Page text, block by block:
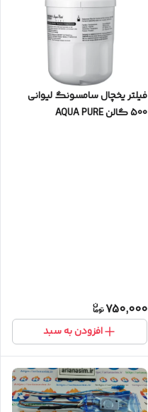
فیلتر یخچال سامسونگ لیوانی
500 گالن AQUA PURE
750,000
افزودن به سبد